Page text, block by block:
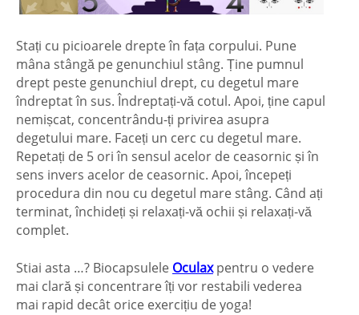
Stați cu picioarele drepte în fața corpului. Pune
mâna stângă pe genunchiul stâng. Ține pumnul
drept peste genunchiul drept, cu degetul mare
îndreptat în sus. Îndreptați-vă cotul. Apoi, ține capul
nemișcat, concentrându-ți privirea asupra
degetului mare. Faceți un cerc cu degetul mare.
Repetați de 5 ori în sensul acelor de ceasornic și în
sens invers acelor de ceasornic. Apoi, începeți
procedura din nou cu degetul mare stâng. Când ați
terminat, închideți și relaxați-vă ochii și relaxați-vă
complet.
Stiai asta …? Biocapsulele Oculax pentru o vedere
mai clară și concentrare îți vor restabili vederea
mai rapid decât orice exercițiu de yoga!